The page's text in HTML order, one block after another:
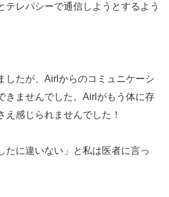
テレパシーで通信しようとするよう
したが、Airlからのコミュニケーシ
きませんでした。Airlがもう体に存
え感じられませんでした！
たに違いない」と私は医者に言っ